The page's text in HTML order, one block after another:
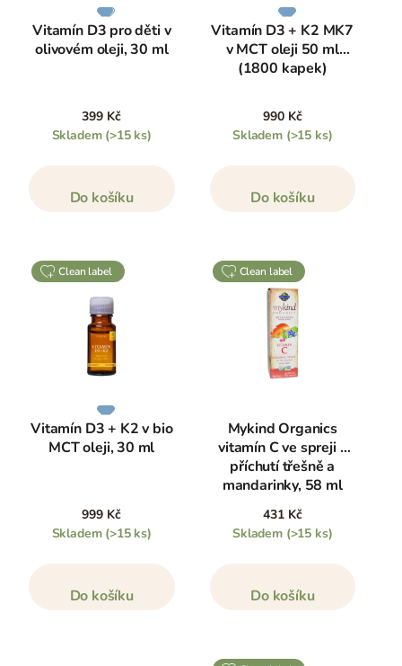
Vitamín D3 pro děti v
olivovém oleji, 30 ml
399 Kč
Skladem (>15 ks)
Do košíku
Vitamín D3 + K2 MK7
v MCT oleji 50 ml
(1800 kapek)
990 Kč
Skladem (>15 ks)
Do košíku
clean label
Vitamín D3 + K2 v bio
MCT oleji, 30 ml
999 Kč
Skladem (>15 ks)
Do košíku
clean label
Mykind Organics
vitamín C ve spreji s
příchutí třešně a
mandarinky, 58 ml
431 Kč
Skladem (>15 ks)
Do košíku